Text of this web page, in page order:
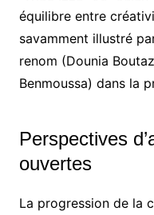
équilibre entre
savamment illustré
renom (Dounia
Benmoussa) dans la
Perspectives
ouvertes
La progression de la